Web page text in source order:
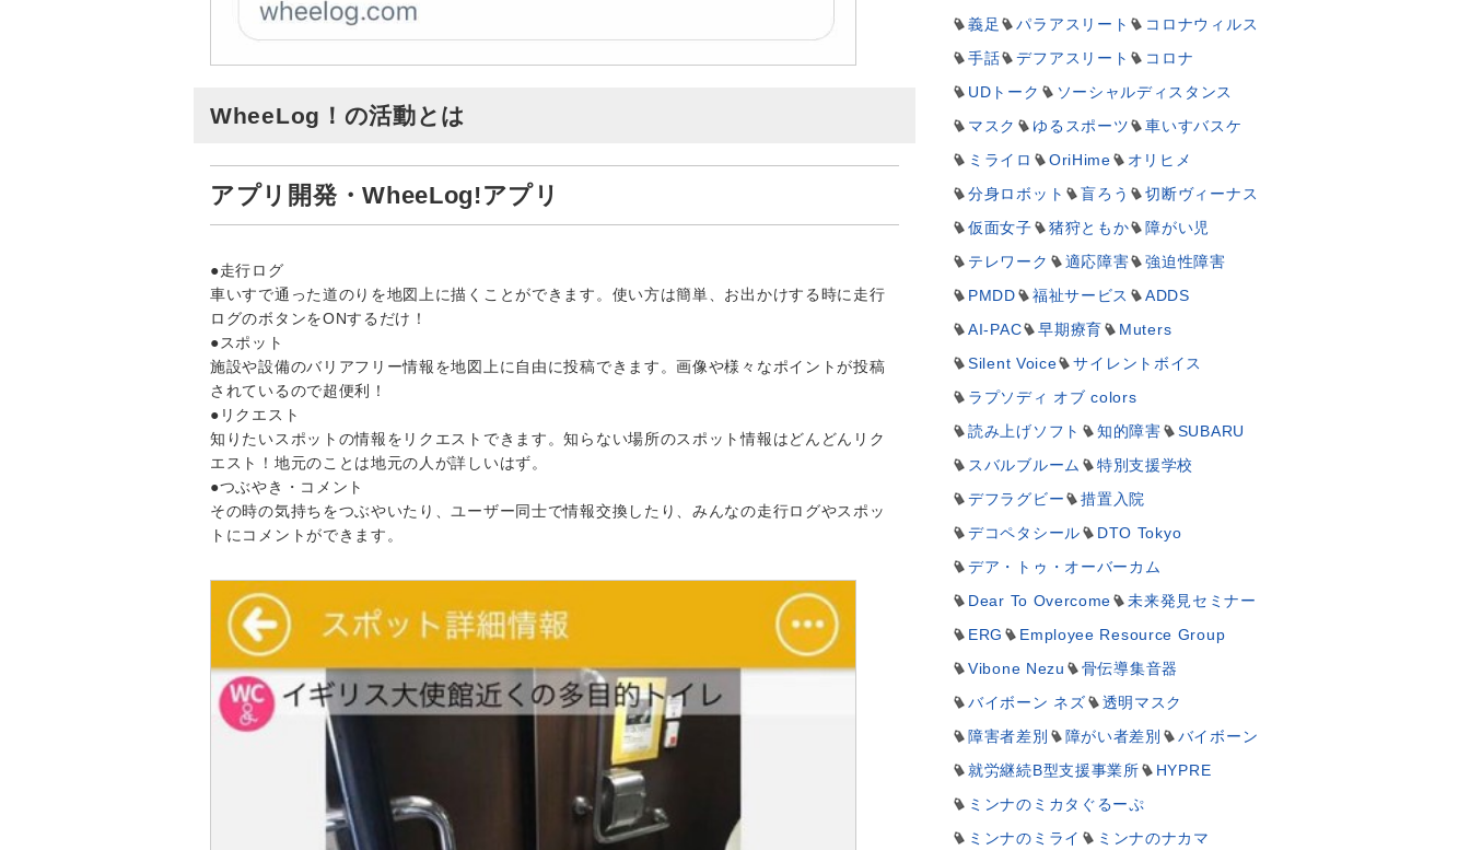
WheeLog！の活動とは
アプリ開発・WheeLog!アプリ
●走行ログ
車いすで通った道のりを地図上に描くことができます。使い方は簡単、お出かけする時に走行
ログのボタンをONするだけ！
●スポット
施設や設備のバリアフリー情報を地図上に自由に投稿できます。画像や様々なポイントが投稿
されているので超便利！
●リクエスト
知りたいスポットの情報をリクエストできます。知らない場所のスポット情報はどんどんリク
エスト！地元のことは地元の人が詳しいはず。
●つぶやき・コメント
その時の気持ちをつぶやいたり、ユーザー同士で情報交換したり、みんなの走行ログやスポッ
トにコメントができます。
義足
パラアスリート
コロナウィルス
手話
デフアスリート
コロナ
UDトーク
ソーシャルディスタンス
マスク
ゆるスポーツ
車いすバスケ
ミライロ
OriHime
オリヒメ
分身ロボット
盲ろう
切断ヴィーナス
仮面女子
猪狩ともか
障がい児
テレワーク
適応障害
強迫性障害
PMDD
福祉サービス
ADDS
AI-PAC
早期療育
Muters
Silent Voice
サイレントボイス
ラプソディ オブ colors
読み上げソフト
知的障害
SUBARU
スバルブルーム
特別支援学校
デフラグビー
措置入院
デコペタシール
DTO Tokyo
デア・トゥ・オーバーカム
Dear To Overcome
未来発見セミナー
ERG
Employee Resource Group
Vibone Nezu
骨伝導集音器
バイボーン ネズ
透明マスク
障害者差別
障がい者差別
バイボーン
就労継続B型支援事業所
HYPRE
ミンナのミカタぐるーぷ
ミンナのミライ
ミンナのナカマ